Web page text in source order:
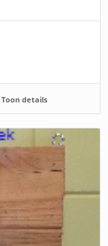
Toon details